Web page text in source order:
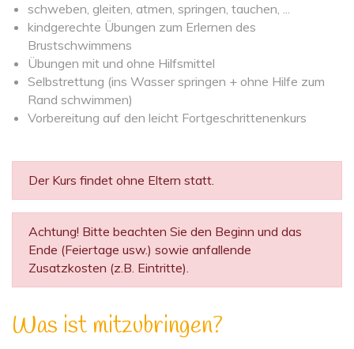
schweben, gleiten, atmen, springen, tauchen, ...
kindgerechte Übungen zum Erlernen des
Brustschwimmens
Übungen mit und ohne Hilfsmittel
Selbstrettung (ins Wasser springen + ohne Hilfe zum
Rand schwimmen)
Vorbereitung auf den leicht Fortgeschrittenenkurs
Der Kurs findet ohne Eltern statt.
Achtung! Bitte beachten Sie den Beginn und das
Ende (Feiertage usw.) sowie anfallende
Zusatzkosten (z.B. Eintritte).
Was ist mitzubringen?